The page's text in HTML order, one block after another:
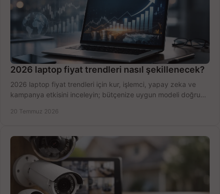
2026 laptop fiyat trendleri nasıl şekillenecek?
2026 laptop fiyat trendleri için kur, işlemci, yapay zeka ve
kampanya etkisini inceleyin; bütçenize uygun modeli doğru
20 Temmuz 2026